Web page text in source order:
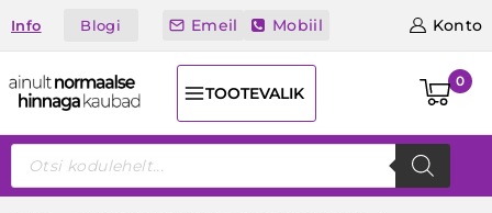
toInfo Blogi Emeil Mobiil Konto
TOOTEVALIK
0
Products
search